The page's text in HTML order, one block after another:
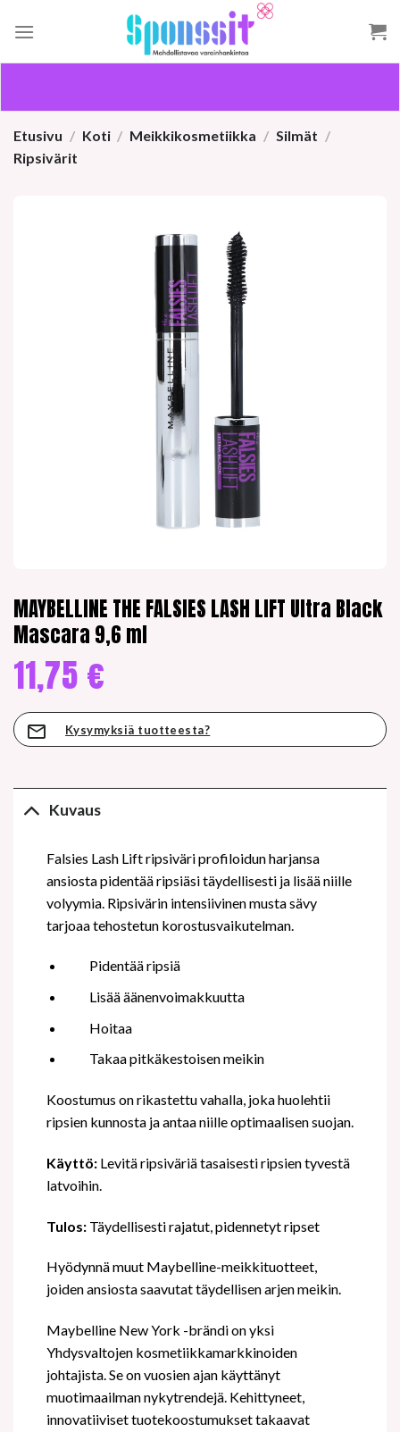
Etusivu / Koti / Meikkikosmetiikka / Silmät /
Ripsivärit
MAYBELLINE THE FALSIES LASH LIFT Ultra Black
Mascara 9,6 ml
11,75 €
Kysymyksiä tuotteesta?
Kuvaus
Falsies Lash Lift ripsiväri profiloidun harjansa
ansiosta pidentää ripsiäsi täydellisesti ja lisää niille
volyymia. Ripsivärin intensiivinen musta sävy
tarjoaa tehostetun korostusvaikutelman.
Pidentää ripsiä
Lisää äänenvoimakkuutta
Hoitaa
Takaa pitkäkestoisen meikin
Koostumus on rikastettu vahalla, joka huolehtii
ripsien kunnosta ja antaa niille optimaalisen suojan.
Käyttö:Levitä ripsiväriä tasaisesti ripsien tyvestä
latvoihin.
Tulos:Täydellisesti rajatut, pidennetyt ripset
Hyödynnä muut Maybelline-meikkituotteet,
joiden ansiosta saavutat täydellisen arjen meikin.
Maybelline New York -brändi on yksi
Yhdysvaltojen kosmetiikkamarkkinoiden
johtajista. Se on vuosien ajan käyttänyt
muotimaailman nykytrendejä. Kehittyneet,
innovatiiviset tuotekoostumukset takaavat